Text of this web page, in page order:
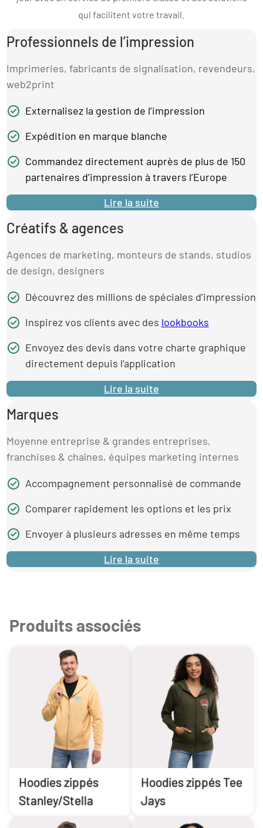
qui facilitent votre travail.
Professionnels de l’impression
Imprimeries, fabricants de signalisation, revendeurs,
web2print
Externalisez la gestion de l’impression
Expédition en marque blanche
Commandez directement auprès de plus de 150
partenaires d’impression à travers l’Europe
Lire la suite
Créatifs & agences
Agences de marketing, monteurs de stands, studios
de design, designers
Découvrez des millions de spéciales d’impression
Inspirez vos clients avec des lookbooks
Envoyez des devis dans votre charte graphique
directement depuis l’application
Lire la suite
Marques
Moyenne entreprise & grandes entreprises,
franchises & chaînes, équipes marketing internes
Accompagnement personnalisé de commande
Comparer rapidement les options et les prix
Envoyer à plusieurs adresses en même temps
Lire la suite
Produits associés
Hoodies zippés
Stanley/Stella
Hoodies zippés Tee
Jays